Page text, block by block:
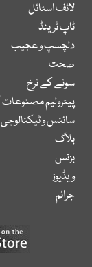
لائف اسٹائل
ٹاپ ٹرینڈ
دلچسپ و عجیب
صحت
سونے کے نرخ
پیٹرولیم
سائنس و ٹیکنالوجی
بلاگ
بزنس
ویڈیوز
جرائم